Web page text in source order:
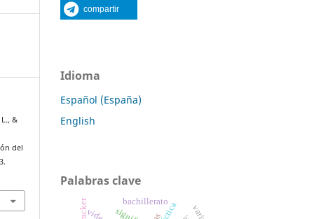
&
del
compartir
Idioma
Español (España)
English
Palabras clave
bachillerato
tracker